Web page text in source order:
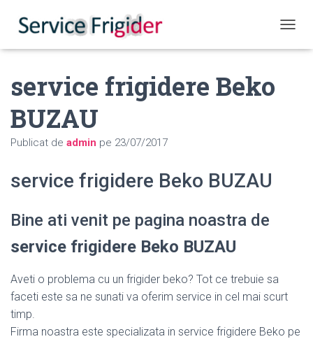
service frigidere Beko
BUZAU
Publicat de admin pe 23/07/2017
service frigidere Beko BUZAU
Bine ati venit pe pagina noastra de
service frigidere Beko BUZAU
Aveti o problema cu un frigider beko? Tot ce trebuie sa
faceti este sa ne sunati va oferim service in cel mai scurt
timp.
Firma noastra este specializata in service frigidere Beko pe